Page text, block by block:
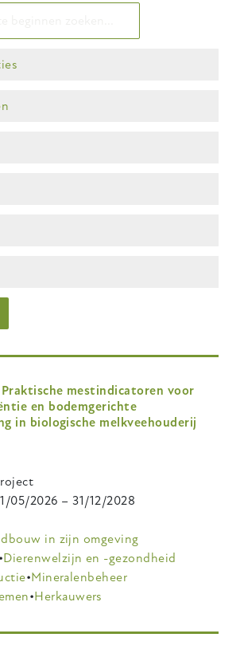
mestindicatoren voor
en bodemgerichte
in biologische melkveehouderij
05/2026 –31/12/2028
in zijn omgeving
Dierenwelzijn en -gezondheid
Mineralenbeheer
Herkauwers